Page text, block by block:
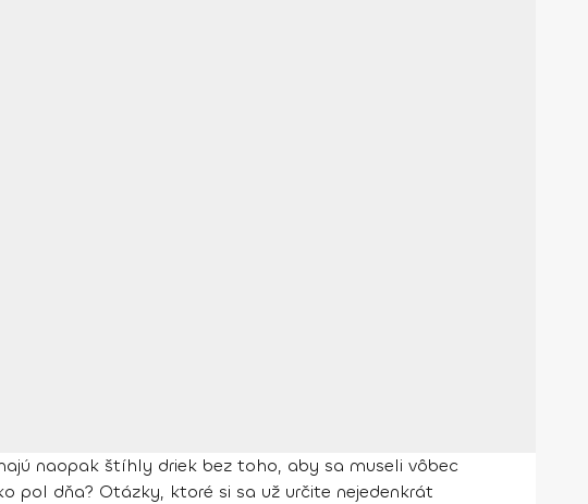
naopak štíhly driek bez toho, aby sa museli vôbec
pol dňa? Otázky, ktoré si sa už určite nejedenkrát